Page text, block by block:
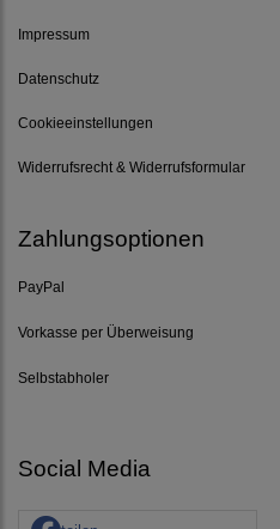
Impressum
Datenschutz
Cookieeinstellungen
Widerrufsrecht & Widerrufsformular
Zahlungsoptionen
PayPal
Vorkasse per Überweisung
Selbstabholer
Social Media